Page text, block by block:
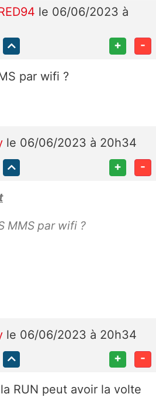
le 06/06/2023 à
+ -
par wifi ?
le 06/06/2023 à 20h34
+ -
MMS par wifi ?
le 06/06/2023 à 20h34
+ -
RUN peut avoir la volte